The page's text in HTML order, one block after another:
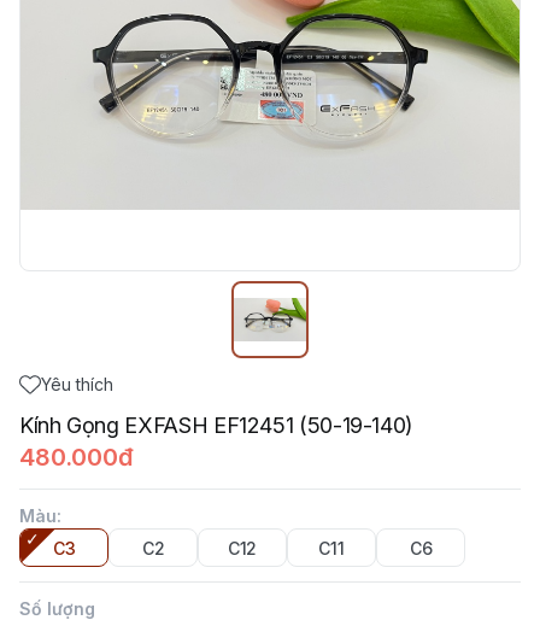
Yêu thích
Kính Gọng EXFASH EF12451 (50-19-140)
480.000đ
Màu:
C3
C2 C12 C11 C6
Số lượng